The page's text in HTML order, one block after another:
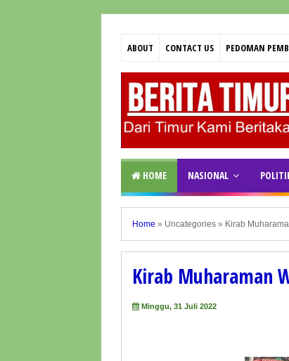
ABOUT CONTACT US PEDOMAN
HOME NASIONAL
Home » Uncategories » Kirab
Kirab Muharaman
Minggu, 31 Juli 2022